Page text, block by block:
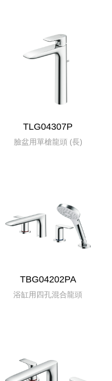
TLG04307P
臉盆用單槍龍頭 (長)
TBG04202PA
浴缸用四孔混合龍頭